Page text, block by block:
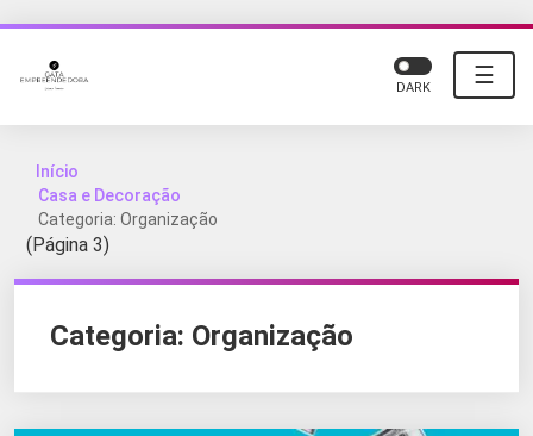
☰
DARK
Início
Casa e Decoração
Categoria: Organização
(Página 3)
Categoria: Organização